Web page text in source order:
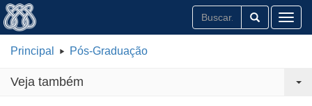
Principal Pós-Graduação
Veja também